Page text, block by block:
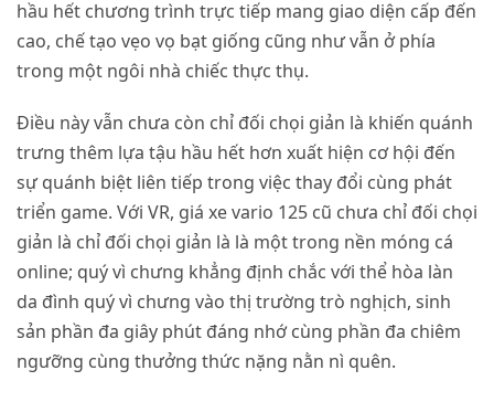
hầu hết chương trình trực tiếp mang giao diện cấp đến
cao, chế tạo vẹo vọ bạt giống cũng như vẫn ở phía
trong một ngôi nhà chiếc thực thụ.
Điều này vẫn chưa còn chỉ đối chọi giản là khiến quánh
trưng thêm lựa tậu hầu hết hơn xuất hiện cơ hội đến
sự quánh biệt liên tiếp trong việc thay đổi cùng phát
triển game. Với VR, giá xe vario 125 cũ chưa chỉ đối chọi
giản là chỉ đối chọi giản là là một trong nền móng cá
online; quý vì chưng khẳng định chắc với thể hòa làn
da đình quý vì chưng vào thị trường trò nghịch, sinh
sản phần đa giây phút đáng nhớ cùng phần đa chiêm
ngưỡng cùng thưởng thức nặng nằn nì quên.